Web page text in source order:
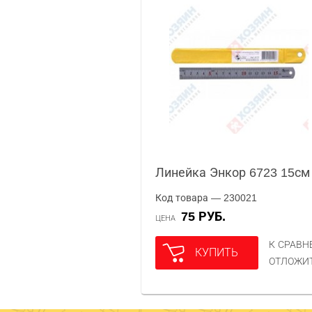
Линейка Энкор 6723 15см
Код товара — 230021
ЦЕНА 75 РУБ.
КУПИТЬ
К